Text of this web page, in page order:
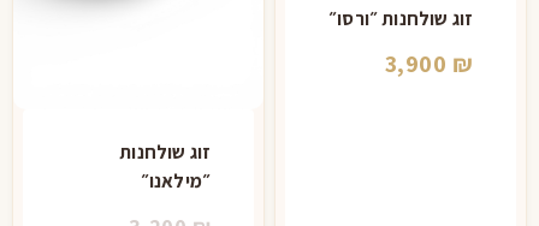
זוג שולחנות ״ורסו״
3,900 ₪
זוג שולחנות
״מילאנו״